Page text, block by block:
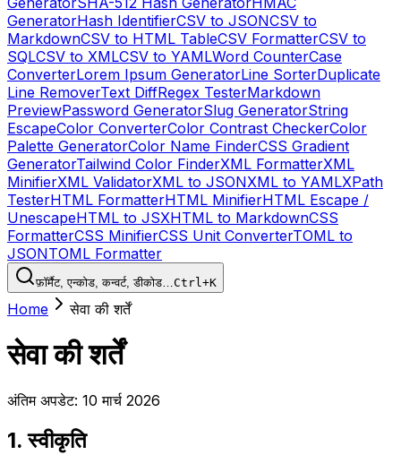
GeneratorHash IdentifierCSV to JSONCSV to
MarkdownCSV to HTML TableCSV FormatterCSV to
SQLCSV to XMLCSV to YAMLWord CounterCase
ConverterLorem Ipsum GeneratorLine SorterDuplicate
Line RemoverText DiffRegex TesterMarkdown
PreviewPassword GeneratorSlug GeneratorString
EscapeColor ConverterColor Contrast CheckerColor
Palette GeneratorColor Name FinderCSS Gradient
GeneratorTailwind Color FinderXML FormatterXML
MinifierXML ValidatorXML to JSONXML to YAMLXPath
TesterHTML FormatterHTML MinifierHTML Escape /
UnescapeHTML to JSXHTML to MarkdownCSS
FormatterCSS MinifierCSS Unit ConverterTOML to
JSONTOML Formatter
फ़ॉर्मैट, एन्कोड, कन्वर्ट, डीकोड…Ctrl+K
Home सेवा की शर्तें
सेवा की शर्तें
अंतिम अपडेट: 10 मार्च 2026
1. स्वीकृति